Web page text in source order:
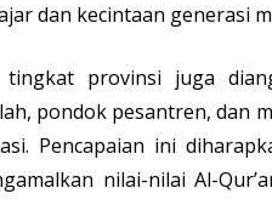
dan kecintaan generasi
tingkat provinsi juga
pondok pesantren, dan
Pencapaian ini
nilai-nilai Al-